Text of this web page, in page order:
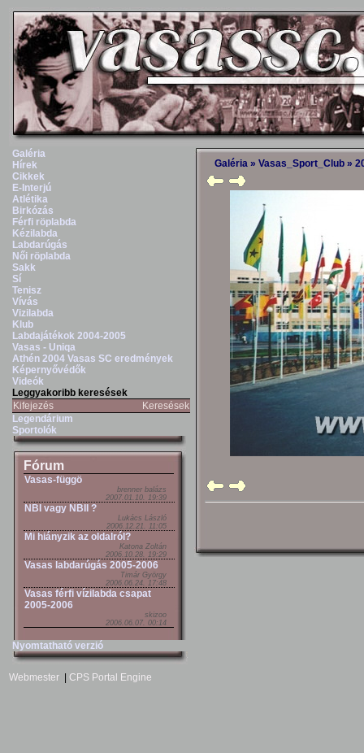
Galéria
Hírek
Cikkek
E-Interjú
Atlétika
Birkózás
Férfi röplabda
Kézilabda
Labdarúgás
Női röplabda
Sakk
Sí
Tenisz
Vívás
Vizilabda
Klub
Labdajátékok 2004-2005
Vasas - Uniqa
Athén 2004 Vasas SC eredmények
Képernyővédők
Videók
Leggyakoribb keresések
Kifejezés
Keresések
Legendárium
Sportolók
Fórum
Vasas-függö
brenner balázs
2007.01.10. 19:39
NBI vagy NBII ?
Lukács László
2006.12.21. 11:05
Mi hiányzik az oldalról?
Katona Zoltán
2006.10.28. 19:29
Vasas labdarúgás 2005-2006
Timár György
2006.06.24. 17:48
Vasas férfi vízilabda csapat
2005-2006
skizoo
2006.06.07. 00:14
Nyomtatható verzió
Galéria » Vasas_Sport_Club »
Webmester CPS Portal Engine